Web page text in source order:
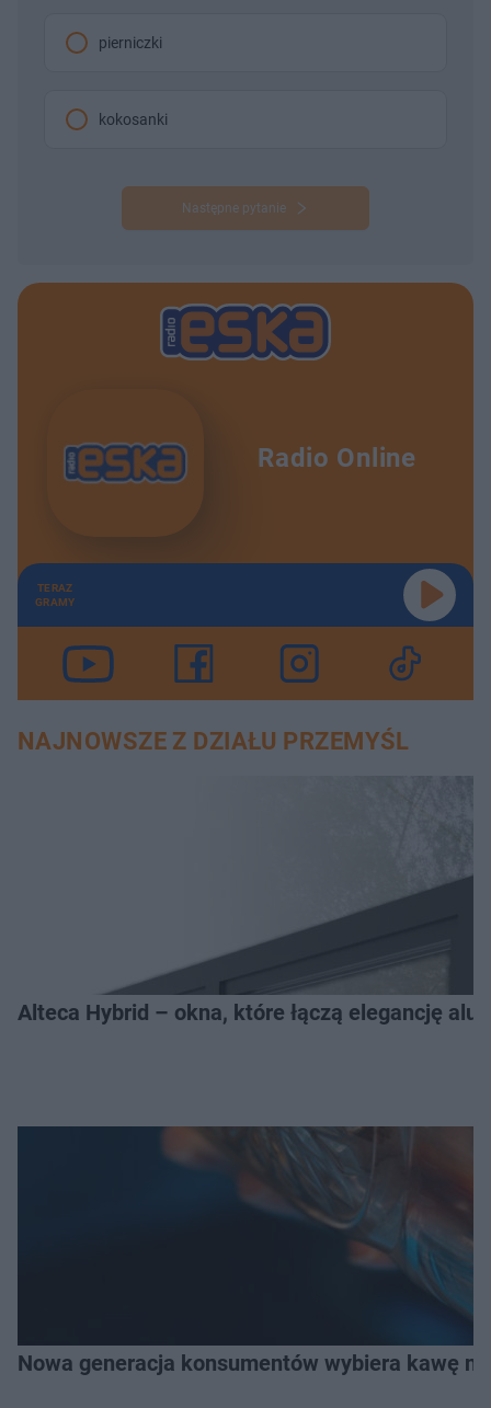
pierniczki
kokosanki
Następne pytanie
Radio Online
TERAZ
GRAMY
NAJNOWSZE Z DZIAŁU PRZEMYŚL
Alteca Hybrid – okna, które łączą elegancję
Nowa generacja konsumentów wybiera kawę